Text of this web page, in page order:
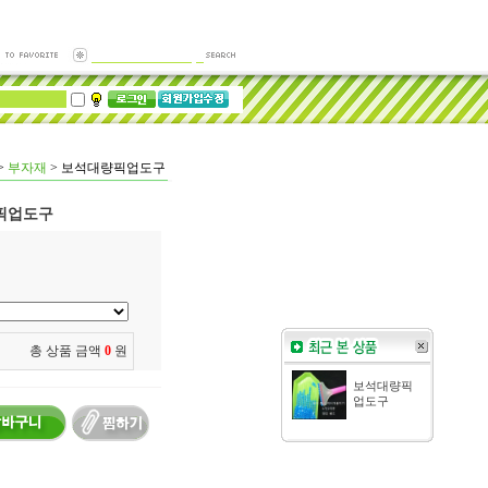
부자재 > 보석대량픽업도구
업도구
총 상품 금액 0 원
보석대량픽
업도구